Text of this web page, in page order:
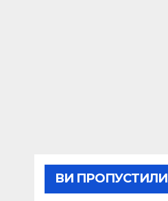
ВИ ПРОПУСТИЛИ